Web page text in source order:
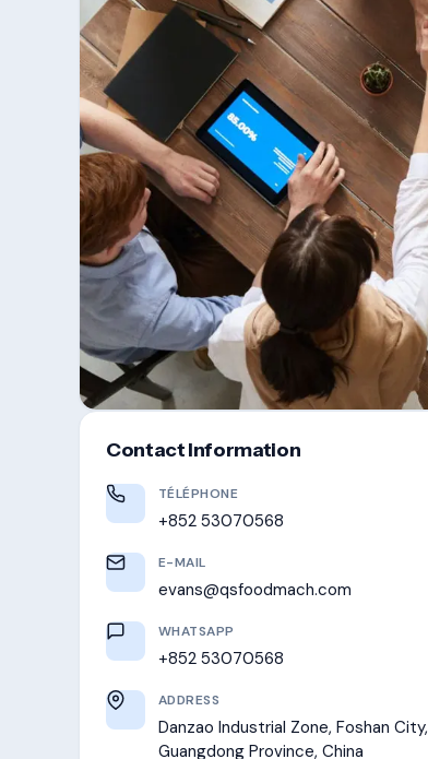
Contact Information
TÉLÉPHONE
+852 53070568
E-MAIL
evans@qsfoodmach.com
WHATSAPP
+852 53070568
ADDRESS
Danzao Industrial Zone, Foshan City,
Guangdong Province, China